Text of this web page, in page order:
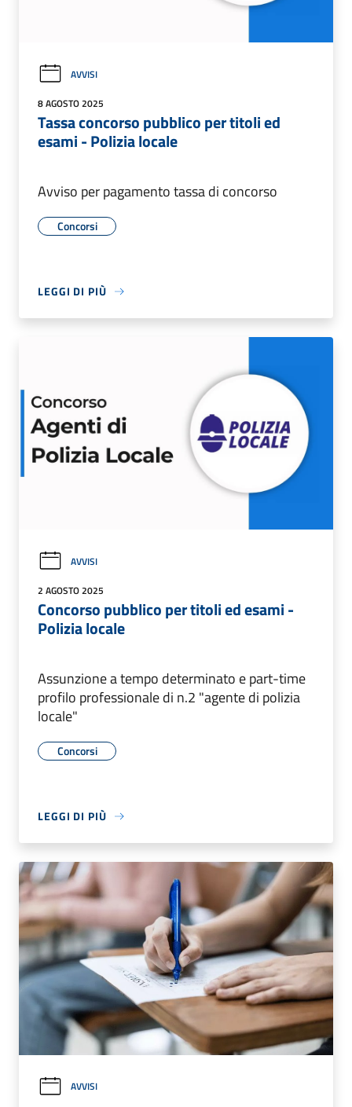
AVVISI
8 AGOSTO 2025
Tassa concorso pubblico per titoli ed
esami - Polizia locale
Avviso per pagamento tassa di concorso
Concorsi
LEGGI DI PIÙ
AVVISI
2 AGOSTO 2025
Concorso pubblico per titoli ed esami -
Polizia locale
Assunzione a tempo determinato e part-time
profilo professionale di n.2 "agente di polizia
locale"
Concorsi
LEGGI DI PIÙ
AVVISI